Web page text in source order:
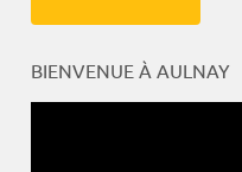
BIENVENUE À AULNAY